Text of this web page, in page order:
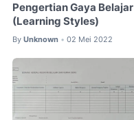
Pengertian Gaya Belajar
(Learning Styles)
By Unknown • 02 Mei 2022